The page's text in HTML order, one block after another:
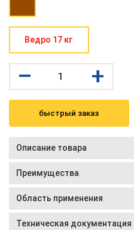
Ведро 17 кг
– +
быстрый заказ
Описание товара
Преимущества
Область применения
Техническая документация